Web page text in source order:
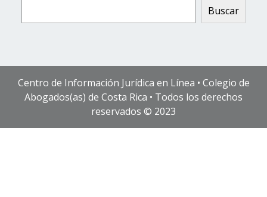
Buscar
Centro de Información Jurídica en Línea • Colegio de
Abogados(as) de Costa Rica • Todos los derechos
reservados © 2023